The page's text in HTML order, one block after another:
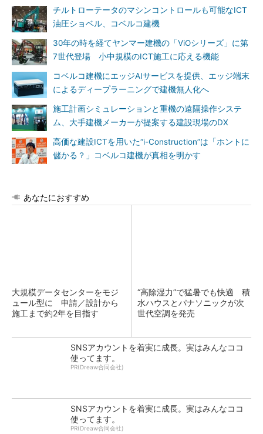
チルトローテータのマシンコントロールも可能なICT
油圧ショベル、コベルコ建機
30年の時を経てヤンマー建機の「ViOシリーズ」に第
7世代登場 小中規模のICT施工に応える機能
コベルコ建機にエッジAIサービスを提供、エッジ端末
によるディープラーニングで建機無人化へ
施工計画シミュレーションと重機の遠隔操作システ
ム、大手建機メーカーが提案する建設現場のDX
高価な建設ICTを用いた“i-Construction”は「ホントに
儲かる？」コベルコ建機が真相を明かす
あなたにおすすめ
大規模データセンターをモジ
ュール型に 申請／設計から
施工まで約2年を目指す
“高除湿力”で猛暑でも快適 積
水ハウスとパナソニックが次
世代空調を発売
SNSアカウントを着実に成長。実はみんなココ
使ってます。
PR(Dreaw合同会社)
SNSアカウントを着実に成長。実はみんなココ
使ってます。
PR(Dreaw合同会社)